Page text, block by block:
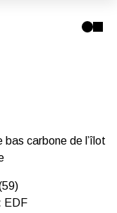
carbone de l’îlot
EDF